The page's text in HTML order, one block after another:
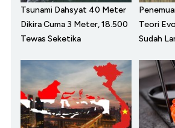
Tsunami Dahsyat 40 Meter
Dikira Cuma 3 Meter, 18.500
Tewas Seketika
Teori
Sudah